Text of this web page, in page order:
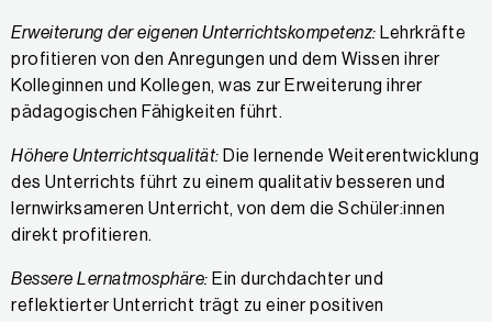
Erweiterung der eigenen Unterrichtskompetenz: Lehrkräfte
profitieren von den Anregungen und dem Wissen ihrer
Kolleginnen und Kollegen, was zur Erweiterung ihrer
pädagogischen Fähigkeiten führt.
Höhere Unterrichtsqualität: Die lernende Weiterentwicklung
des Unterrichts führt zu einem qualitativ besseren und
lernwirksameren Unterricht, von dem die Schüler:innen
direkt profitieren.
Bessere Lernatmosphäre: Ein durchdachter und
reflektierter Unterricht trägt zu einer positiven